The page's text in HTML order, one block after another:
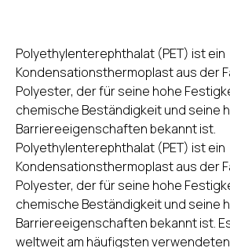
Polyethylenterephthalat (PET) ist ein
Kondensationsthermoplast aus der
Polyester, der für seine hohe
chemische Beständigkeit und seine
Barriereeigenschaften bekannt ist.
Polyethylenterephthalat (PET) ist ein
Kondensationsthermoplast aus der
Polyester, der für seine hohe
chemische Beständigkeit und seine
Barriereeigenschaften bekannt ist.
weltweit am häufigsten